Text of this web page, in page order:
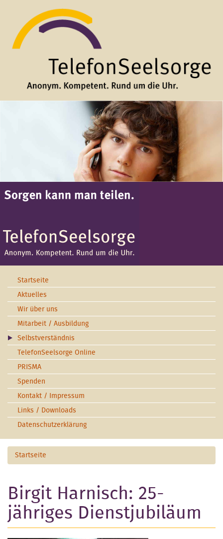
Startseite
Aktuelles
Wir über uns
Mitarbeit / Ausbildung
Selbstverständnis
TelefonSeelsorge Online
PRISMA
Spenden
Kontakt / Impressum
Links / Downloads
Datenschutzerklärung
Startseite
Birgit Harnisch: 25-
jähriges Dienstjubiläum